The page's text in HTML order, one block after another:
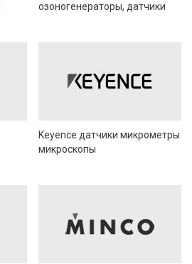
озоногенераторы, датчики
Keyence датчики микрометры
микроскопы